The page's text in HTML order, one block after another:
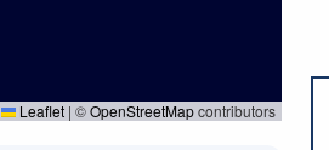
Leaflet | ©OpenStreetMapcontributors